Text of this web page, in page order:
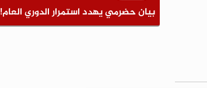
بيان حضرمي يهدد استمرار الدوري العام!